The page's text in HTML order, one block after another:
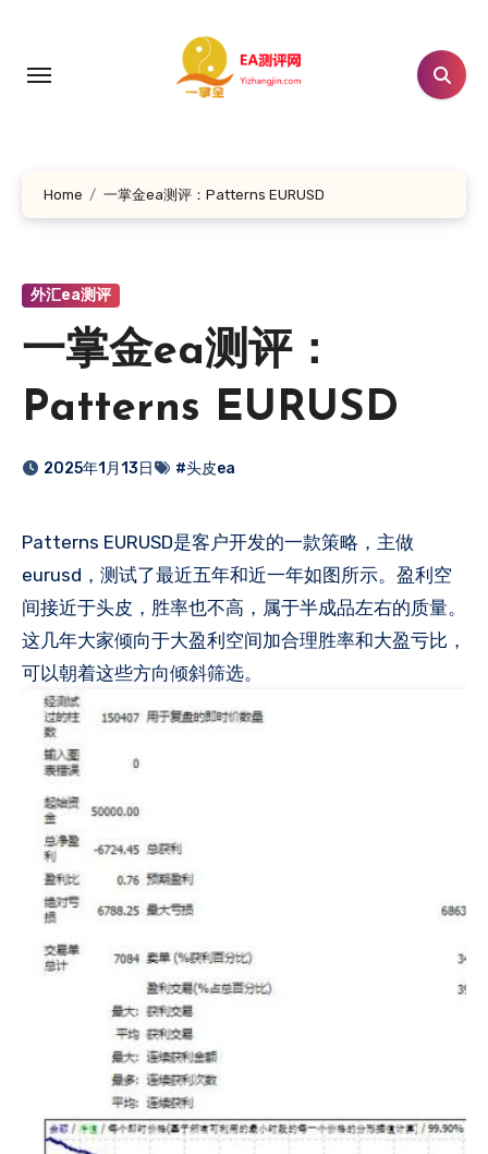
Home 一掌金ea测评：Patterns EURUSD
外汇ea测评
一掌金ea测评：
Patterns EURUSD
2025年1月13日 #头皮ea
Patterns EURUSD是客户开发的一款策略，主做
eurusd，测试了最近五年和近一年如图所示。盈利空
间接近于头皮，胜率也不高，属于半成品左右的质量。
这几年大家倾向于大盈利空间加合理胜率和大盈亏比，
可以朝着这些方向倾斜筛选。